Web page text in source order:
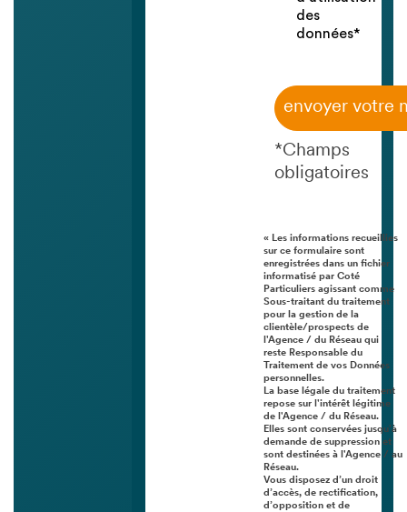
des
données*
envoyer votre
*Champs
obligatoires
« Les informations recueillies
sur ce formulaire sont
enregistrées dans un fichier
informatisé par Coté
Particuliers agissant comme
Sous-traitant du traitement
pour la gestion de la
clientèle/prospects de
l'Agence / du Réseau qui
reste Responsable du
Traitement de vos Données
personnelles.
La base légale du traitement
repose sur l'intérêt légitime
de l'Agence / du Réseau.
Elles sont conservées jusqu'à
demande de suppression et
sont destinées à l'Agence / au
Réseau.
Vous disposez d’un droit
d’accès, de rectification,
d’opposition et de